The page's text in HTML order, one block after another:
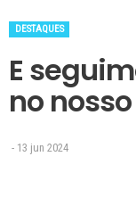
DESTAQUES
E
no
- 13 jun 2024